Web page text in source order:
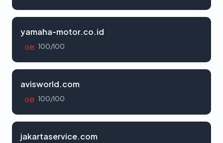
yamaha-motor.co.id
GB 100/100
avisworld.com
GB 100/100
jakartaservice.com